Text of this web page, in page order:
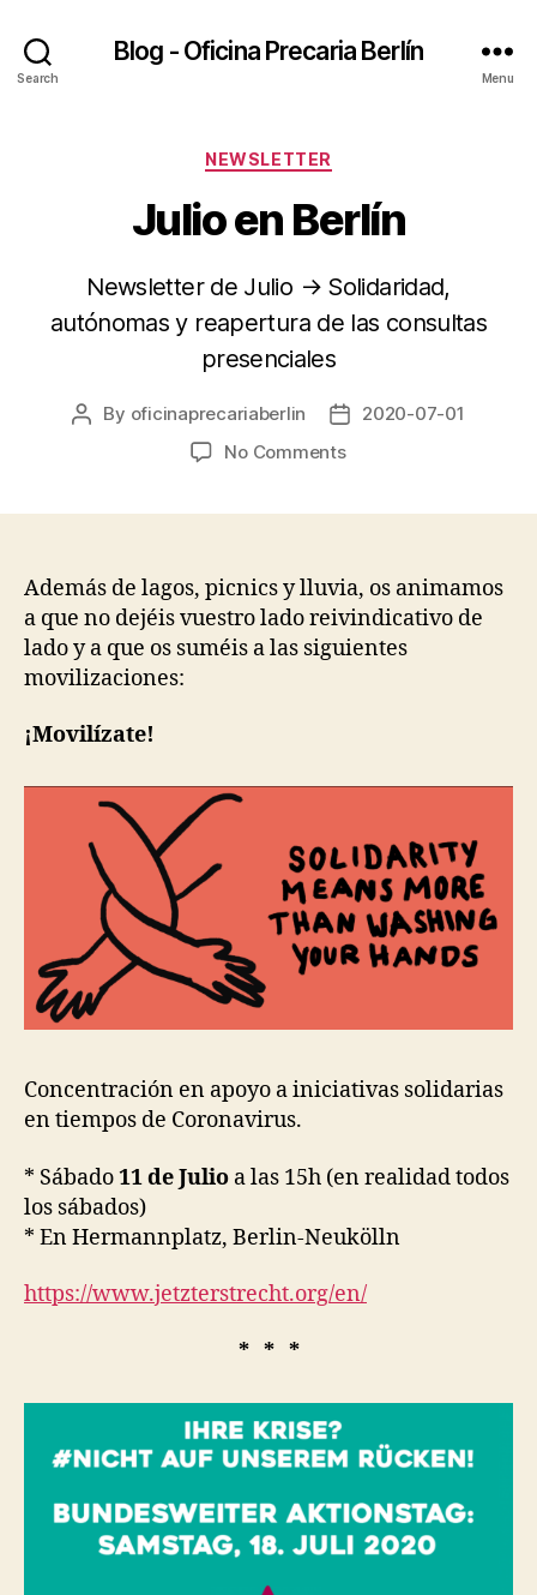
Search
Blog - Oficina Precaria Berlín
Menu
Categories
NEWSLETTER
Julio en Berlín
Newsletter de Julio → Solidaridad,
autónomas y reapertura de las consultas
presenciales
Post
By oficinaprecariaberlin
Post2020-07-01
No Commentson
Además de lagos, picnics y lluvia, os animamos
a que no dejéis vuestro lado reivindicativo de
lado y a que os suméis a las siguientes
movilizaciones:
¡Movilízate!
Concentración en apoyo a iniciativas solidarias
en tiempos de Coronavirus.
* Sábado11 de Julio a las 15h (en realidad todos
los sábados)
* En Hermannplatz, Berlin-Neukölln
https://www.jetzterstrecht.org/en/
* * *